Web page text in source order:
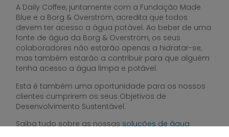
A Daily Coffee, juntamente com a Fundação Made
Blue e a Borg & Overström, acredita que todos
devem ter acesso a água potável. Ao beber de uma
fonte de água da Borg & Overström, os seus
colaboradores não estarão apenas a hidratar-se,
mas também estarão a contribuir para que alguém
tenha acesso a água limpa e potável.
Esta é também uma oportunidade para os nossos
clientes cumprirem os seus Objetivos de
Desenvolvimento Sustentável.
Saiba tudo sobre as nossassoluções de água